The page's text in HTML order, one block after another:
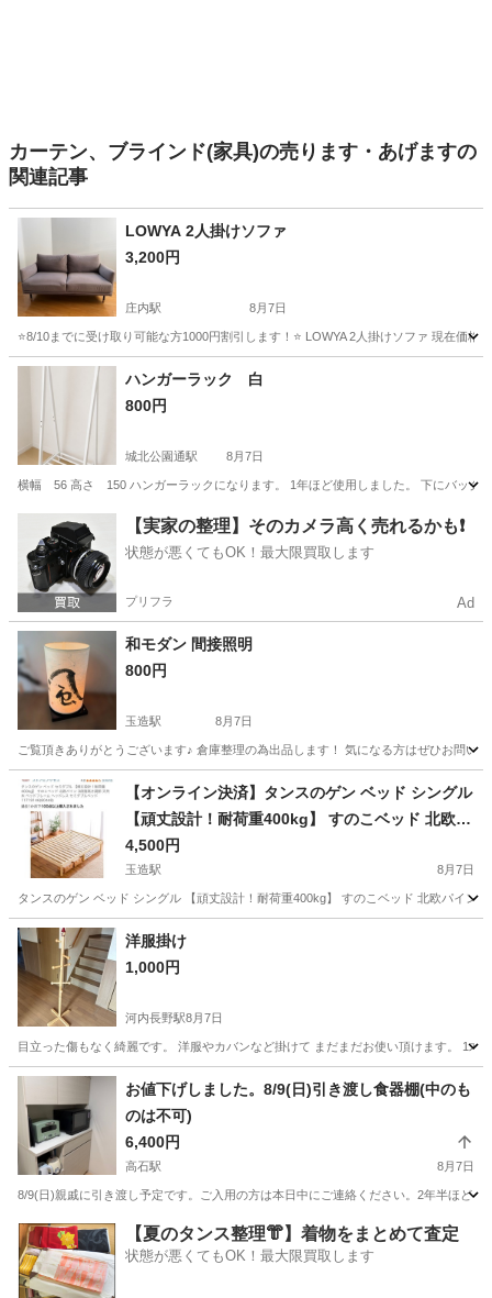
カーテン、ブラインド(家具)の売ります・あげますの
関連記事
LOWYA 2人掛けソファ
3,200円
庄内駅 8月7日
⭐️8/10までに受け取り可能な方1000円割引します！⭐️ LOWYA 2人掛けソファ 現在価
大阪 豊中市 庄内駅 ソファ
ハンガーラック 白
800円
城北公園通駅 8月7日
横幅 56 高さ 150 ハンガーラックになります。 1年ほど使用しました。 下にバック
城北公園通駅 家具 ラック
【実家の整理】そのカメラ高く売れるかも❗️
状態が悪くてもOK！最大限買取します
プリフラ Ad
和モダン 間接照明
800円
玉造駅 8月7日
ご覧頂きありがとうございます♪ 倉庫整理の為出品します！ 気になる方はぜひお問い
大阪 大阪市 玉造駅 照明器具
【オンライン決済】タンスのゲン ベッド シングル
【頑丈設計！耐荷重400kg】 すのこベッド 北欧パ
イン 3段階高さ調節 天然木 ベッドフレーム ヘッド
レス シングルベッド 11719094(80446)
4,500円
玉造駅 8月7日
タンスのゲン ベッド シングル 【頑丈設計！耐荷重400kg】 すのこベッド 北欧パイ
大阪 大阪市 玉造駅
洋服掛け
1,000円
河内長野駅8月7日
目立った傷もなく綺麗です。 洋服やカバンなど掛けて まだまだお使い頂けます。 1木
大阪 河内長野市 河内長野駅 収納家具
お値下げしました。8/9(日)引き渡し食器棚(中のも
のは不可)
6,400円
高石駅 8月7日
8/9(日)親戚に引き渡し予定です。ご入用の方は本日中にご連絡ください。2年半ほど
大阪 高石市 高石駅 収納家具
【夏のタンス整理👘】着物をまとめて査定
状態が悪くてもOK！最大限買取します